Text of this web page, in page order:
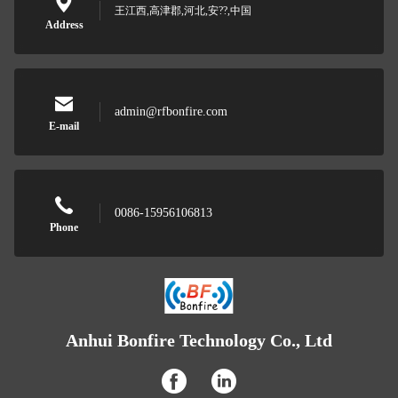
Address
王江西,高津郡,河北,安??,中国
E-mail
admin@rfbonfire.com
Phone
0086-15956106813
Anhui Bonfire Technology Co., Ltd